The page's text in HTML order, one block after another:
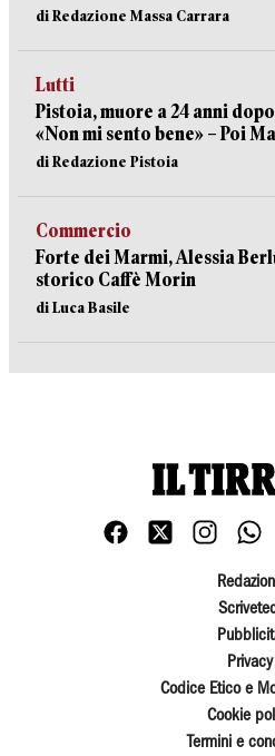
di Redazione Massa Carrara
Lutti
Pistoia, muore a 24 anni
«Non mi sento bene» – Poi
di Redazione Pistoia
Commercio
Forte dei Marmi, Alessia
storico Caffè Morin
di Luca Basile
Privacy
Codice Etico e
Cookie
Termini e